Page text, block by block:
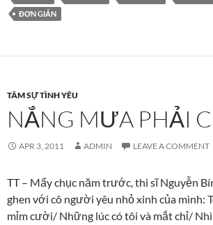
ĐƠN GIẢN
TÂM SỰ TÌNH YÊU
NẮNG MƯA PHẢI
APR 3, 2011 ADMIN LEAVE A COMMENT
TT – Mấy chục năm trước, thi sĩ Nguyễn
ghen với cô người yêu nhỏ xinh của mình:
mỉm cười/ Những lúc có tôi và mắt chỉ/